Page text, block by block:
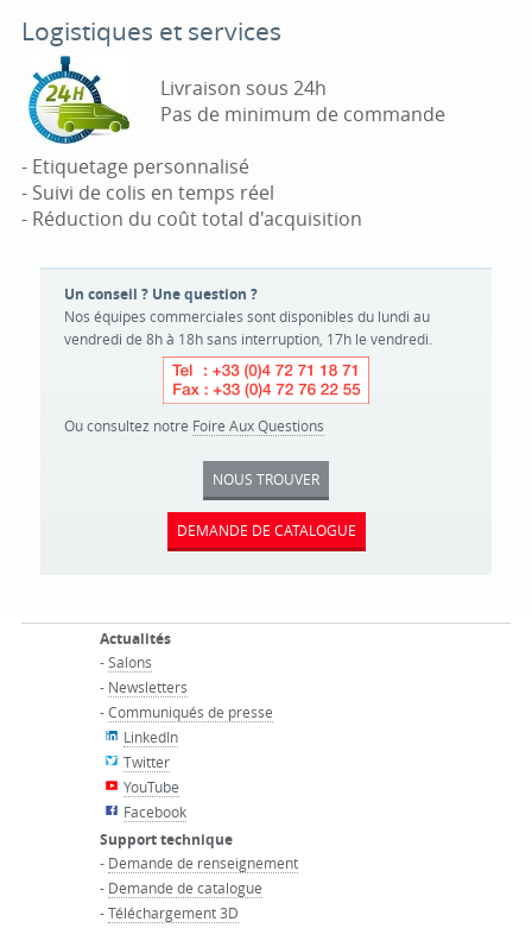
Logistiques et services
Livraison sous 24h
Pas de minimum de commande
- Etiquetage personnalisé
- Suivi de colis en temps réel
- Réduction du coût total d'acquisition
Un conseil ? Une question ?
Nos équipes commerciales sont disponibles du lundi au
vendredi de 8h à 18h sans interruption, 17h le vendredi.
Ou consultez notre Foire Aux Questions
NOUS TROUVER
DEMANDE DE CATALOGUE
Actualités
-Salons
- Newsletters
-Communiqués de presse
LinkedIn
Twitter
YouTube
Facebook
Support technique
- Demande de renseignement
- Demande de catalogue
-Téléchargement 3D